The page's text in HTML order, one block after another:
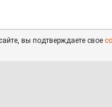
вы подтверждаете свое